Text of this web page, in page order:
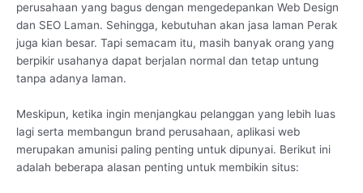
perusahaan yang bagus dengan mengedepankan Web Design
dan SEO Laman. Sehingga, kebutuhan akan jasa laman Perak
juga kian besar. Tapi semacam itu, masih banyak orang yang
berpikir usahanya dapat berjalan normal dan tetap untung
tanpa adanya laman.
Meskipun, ketika ingin menjangkau pelanggan yang lebih luas
lagi serta membangun brand perusahaan, aplikasi web
merupakan amunisi paling penting untuk dipunyai. Berikut ini
adalah beberapa alasan penting untuk membikin situs: